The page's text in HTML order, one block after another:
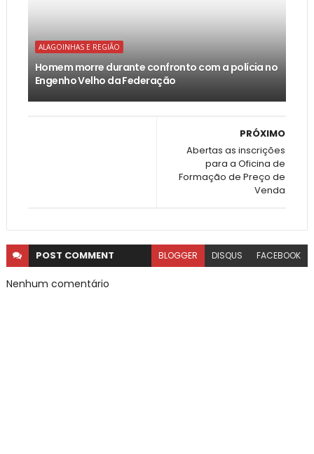
ALAGOINHAS E REGIÃO
Homem morre durante confronto com a polícia no
Engenho Velho da Federação
PRÓXIMO
Abertas as inscrições
para a Oficina de
Formação de Preço de
Venda
POST COMMENT BLOGGER DISQUS FACEBOOK
Nenhum comentário